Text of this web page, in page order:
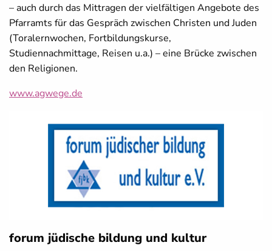
– auch durch das Mittragen der vielfältigen Angebote des
Pfarramts für das Gespräch zwischen Christen und Juden
(Toralernwochen, Fortbildungskurse,
Studiennachmittage, Reisen u.a.) – eine Brücke zwischen
den Religionen.
www.agwege.de
forum jüdische bildung und kultur